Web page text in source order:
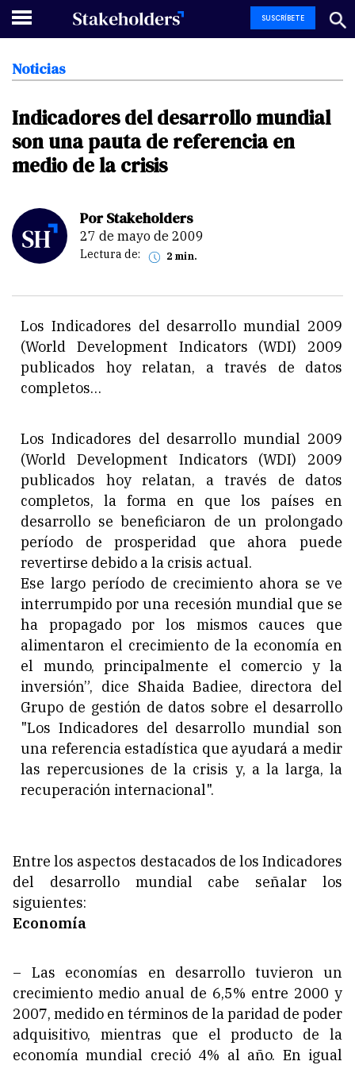
SUSCRÍBETE
Noticias
Indicadores del desarrollomundial
son una pauta de referencia en
medio dela crisis
Por Stakeholders
27 de mayo de 2009
Lectura de: 2 min.
Los Indicadores del desarrollo mundial 2009
(World Development Indicators (WDI) 2009
publicados hoy relatan, a través de datos
completos…
Los Indicadores del desarrollo mundial 2009
(World Development Indicators (WDI) 2009
publicados hoy relatan, a través de datos
completos, la forma en que los países en
desarrollo se beneficiaron de un prolongado
período de prosperidad que ahora puede
revertirse debido a la crisis actual.
Ese largo período de crecimiento ahora se ve
interrumpido por una recesión mundial que se
ha propagado por los mismos cauces que
alimentaron el crecimiento de la economía en
el mundo, principalmente el comercio y la
inversión”, dice Shaida Badiee, directora del
Grupo de gestión de datos sobre el desarrollo
"Los Indicadores del desarrollo mundial son
una referencia estadística que ayudará a medir
las repercusiones de la crisis y, a la larga, la
recuperación internacional".
Entre los aspectos destacados de los Indicadores
del desarrollo mundial cabe señalar los
siguientes:
Economía
– Las economías en desarrollo tuvieron un
crecimiento medio anual de 6,5% entre 2000 y
2007, medido en términos de la paridad de poder
adquisitivo, mientras que el producto de la
economía mundial creció 4% al año. En igual